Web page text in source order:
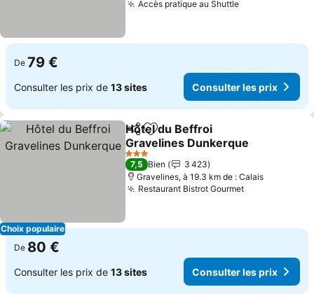
Accès pratique au Shuttle
De 79 €
Consulter les prix de 13 sites Consulter les prix
Choix populaire
PartagerAjouter à mes favoris
Hôtel du Beffroi
Gravelines Dunkerque
3 Étoiles
7,5 Bien
3 423
Gravelines, à 19.3 km de : Calais
Restaurant Bistrot Gourmet
De 80 €
Consulter les prix de 13 sites Consulter les prix